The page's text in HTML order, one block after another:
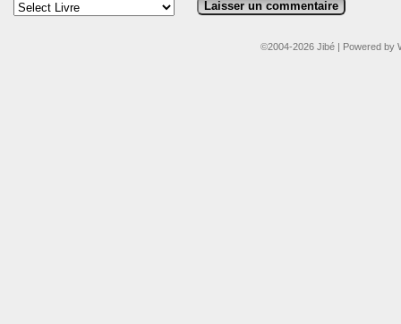
©2004-2026 Jibé | Powered by